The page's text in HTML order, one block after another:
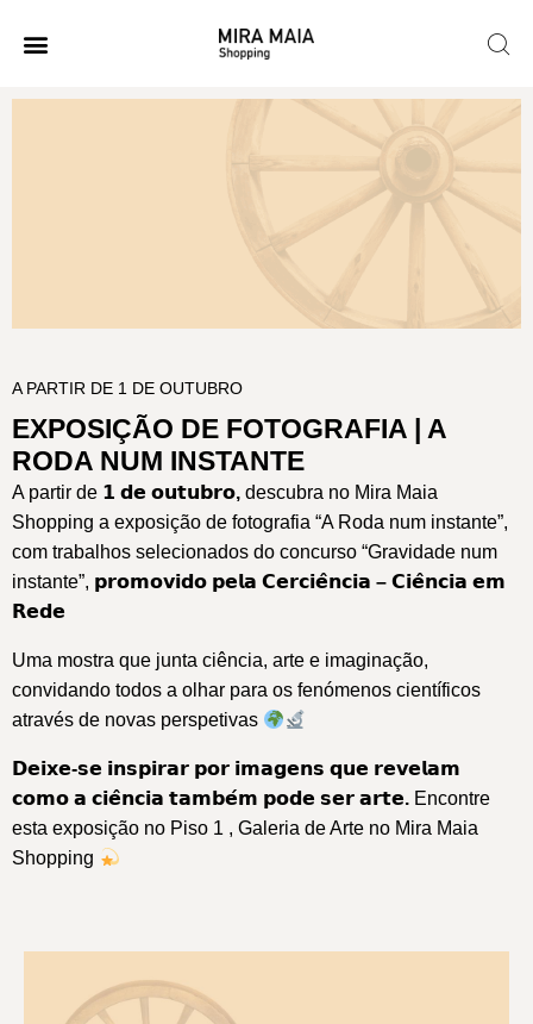
A PARTIR DE 1 DE OUTUBRO
EXPOSIÇÃO DE FOTOGRAFIA | A
RODA NUM INSTANTE
A partir de 𝟭 𝗱𝗲 𝗼𝘂𝘁𝘂𝗯𝗿𝗼, descubra no Mira Maia
Shopping a exposição de fotografia “A Roda num instante”,
com trabalhos selecionados do concurso “Gravidade num
instante”, 𝗽𝗿𝗼𝗺𝗼𝘃𝗶𝗱𝗼 𝗽𝗲𝗹𝗮 𝗖𝗲𝗿𝗰𝗶𝗲̂𝗻𝗰𝗶𝗮 – 𝗖𝗶𝗲̂𝗻𝗰𝗶𝗮 𝗲𝗺
𝗥𝗲𝗱𝗲
Uma mostra que junta ciência, arte e imaginação,
convidando todos a olhar para os fenómenos científicos
através de novas perspetivas
𝗗𝗲𝗶𝘅𝗲-𝘀𝗲 𝗶𝗻𝘀𝗽𝗶𝗿𝗮𝗿 𝗽𝗼𝗿 𝗶𝗺𝗮𝗴𝗲𝗻𝘀 𝗾𝘂𝗲 𝗿𝗲𝘃𝗲𝗹𝗮𝗺
𝗰𝗼𝗺𝗼 𝗮 𝗰𝗶𝗲̂𝗻𝗰𝗶𝗮 𝘁𝗮𝗺𝗯𝗲́𝗺 𝗽𝗼𝗱𝗲 𝘀𝗲𝗿 𝗮𝗿𝘁𝗲. Encontre
esta exposição no Piso 1 , Galeria de Arte no Mira Maia
Shopping